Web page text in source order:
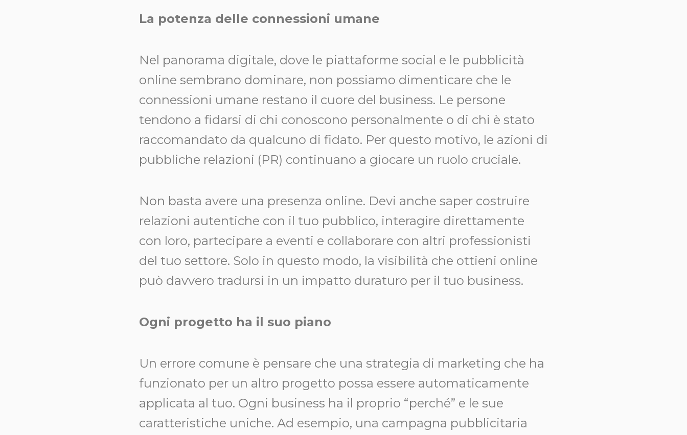
La potenza delle connessioni umane
Nel panorama digitale, dove le piattaforme social e le pubblicità
online sembrano dominare, non possiamo dimenticare che le
connessioni umane restano il cuore del business. Le persone
tendono a fidarsi di chi conoscono personalmente o di chi è stato
raccomandato da qualcuno di fidato. Per questo motivo, le azioni di
pubbliche relazioni (PR) continuano a giocare un ruolo cruciale.
Non basta avere una presenza online. Devi anche saper costruire
relazioni autentiche con il tuo pubblico, interagire direttamente
con loro, partecipare a eventi e collaborare con altri professionisti
del tuo settore. Solo in questo modo, la visibilità che ottieni online
può davvero tradursi in un impatto duraturo per il tuo business.
Ogni progetto ha il suo piano
Un errore comune è pensare che una strategia di marketing che ha
funzionato per un altro progetto possa essere automaticamente
applicata al tuo. Ogni business ha il proprio “perché” e le sue
caratteristiche uniche. Ad esempio, una campagna pubblicitaria